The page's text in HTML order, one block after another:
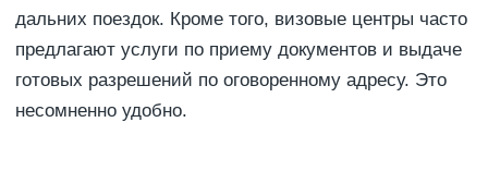
дальних поездок. Кроме того, визовые центры часто
предлагают услуги по приему документов и выдаче
готовых разрешений по оговоренному адресу. Это
несомненно удобно.